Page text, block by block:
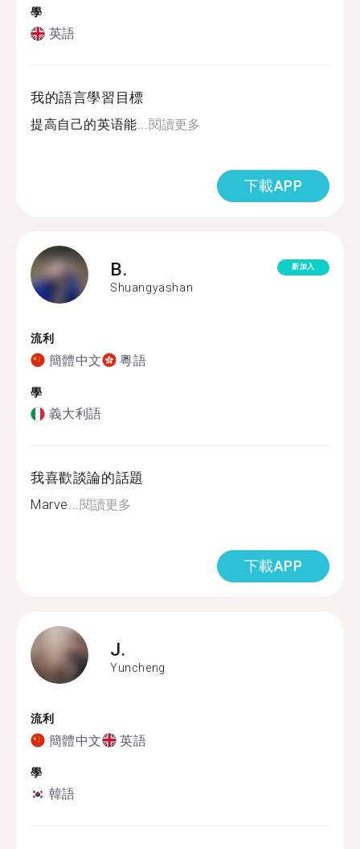
學
英語
我的語言學習目標
提高自己的英语能...閱讀更多
下載APP
B.
Shuangyashan
新加入
流利
簡體中文 粵語
學
義大利語
我喜歡談論的話題
Marve...閱讀更多
下載APP
J.
Yuncheng
流利
簡體中文 英語
學
韓語